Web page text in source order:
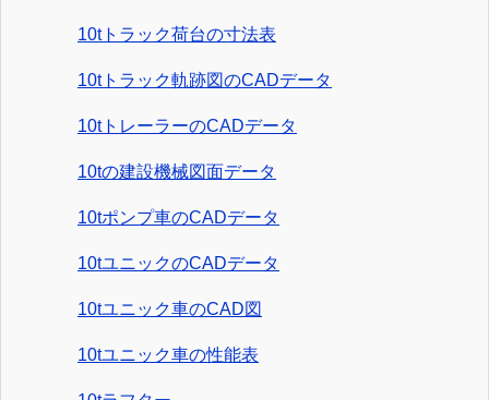
10tトラック荷台の寸法表
10tトラック軌跡図のCADデータ
10tトレーラーのCADデータ
10tの建設機械図面データ
10tポンプ車のCADデータ
10tユニックのCADデータ
10tユニック車のCAD図
10tユニック車の性能表